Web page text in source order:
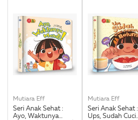
Mutiara Eff
Seri Anak Sehat :
Ayo, Waktunya
Mutiara Eff
Seri Anak Sehat :
Ups, Sudah Cuci